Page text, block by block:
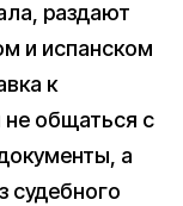
раздают
и испанском
к
общаться с
а
судебного